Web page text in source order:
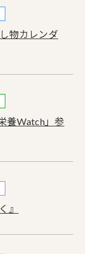
物カレンダ
養Watch」参
』